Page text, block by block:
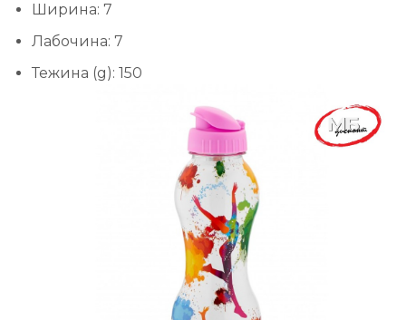
Ширина: 7
Лабочина: 7
Тежина (g): 150